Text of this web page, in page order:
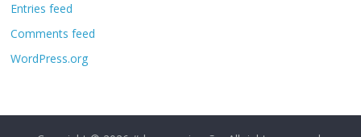
Entries feed
Comments feed
WordPress.org